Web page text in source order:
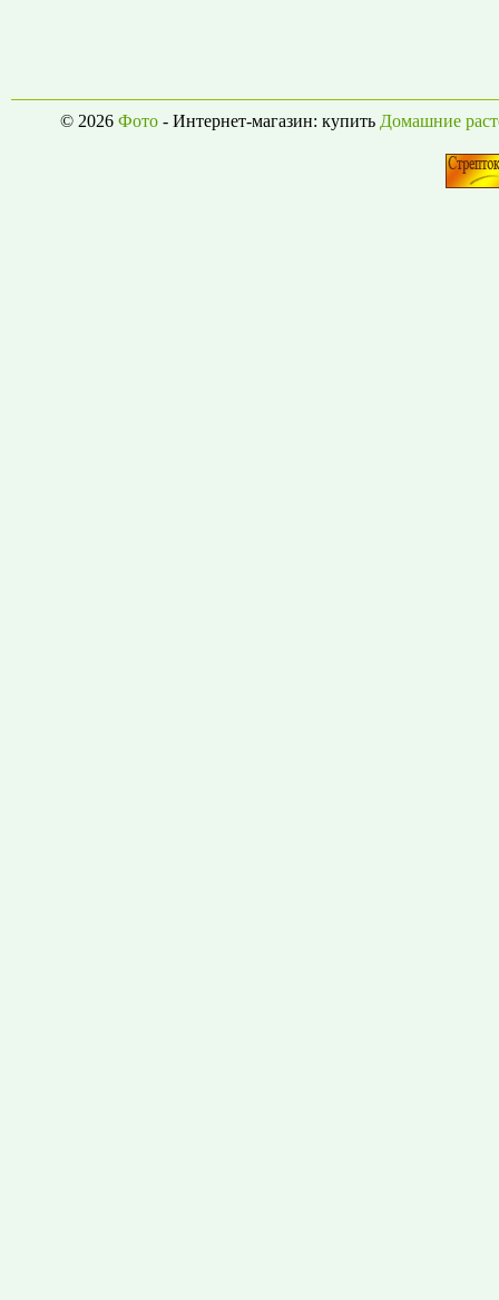
© 2026 Фото- Интернет-магазин: купить Домашние